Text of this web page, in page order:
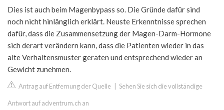
Dies ist auch beim Magenbypass so. Die Gründe dafür sind
noch nicht hinlänglich erklärt. Neuste Erkenntnisse sprechen
dafür, dass die Zusammensetzung der Magen-Darm-Hormone
sich derart verändern kann, dass die Patienten wieder in das
alte Verhaltensmuster geraten und entsprechend wieder an
Gewicht zunehmen.
Antrag auf Entfernung der Quelle Sehen Sie sich die vollständige
Antwort auf adventrum.ch an